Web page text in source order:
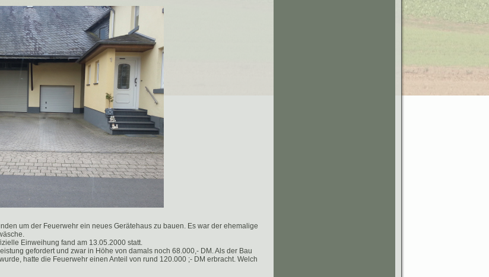
um der Feuerwehr ein neues Gerätehaus zu bauen. Es war der ehemalige
Einweihung fand am 13.05.2000 statt.
gefordert und zwar in Höhe von damals noch 68.000,- DM. Als der Bau
hatte die Feuerwehr einen Anteil von rund 120.000 ;- DM erbracht. Welch